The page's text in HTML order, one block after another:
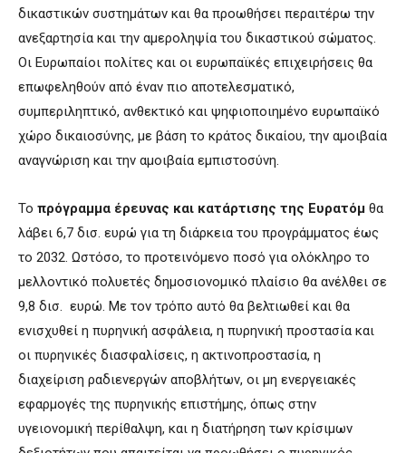
δικαστικών συστημάτων και θα προωθήσει περαιτέρω την
ανεξαρτησία και την αμεροληψία του δικαστικού σώματος.
Οι Ευρωπαίοι πολίτες και οι ευρωπαϊκές επιχειρήσεις θα
επωφεληθούν από έναν πιο αποτελεσματικό,
συμπεριληπτικό, ανθεκτικό και ψηφιοποιημένο ευρωπαϊκό
χώρο δικαιοσύνης, με βάση το κράτος δικαίου, την αμοιβαία
αναγνώριση και την αμοιβαία εμπιστοσύνη.
Το πρόγραμμα έρευνας και κατάρτισης της Ευρατόμ θα
λάβει 6,7 δισ. ευρώ για τη διάρκεια του προγράμματος έως
το 2032. Ωστόσο, το προτεινόμενο ποσό για ολόκληρο το
μελλοντικό πολυετές δημοσιονομικό πλαίσιο θα ανέλθει σε
9,8 δισ. ευρώ. Με τον τρόπο αυτό θα βελτιωθεί και θα
ενισχυθεί η πυρηνική ασφάλεια, η πυρηνική προστασία και
οι πυρηνικές διασφαλίσεις, η ακτινοπροστασία, η
διαχείριση ραδιενεργών αποβλήτων, οι μη ενεργειακές
εφαρμογές της πυρηνικής επιστήμης, όπως στην
υγειονομική περίθαλψη, και η διατήρηση των κρίσιμων